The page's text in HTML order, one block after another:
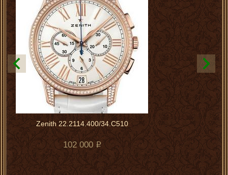
Zenith 22.2114.400/34.C510
102 000